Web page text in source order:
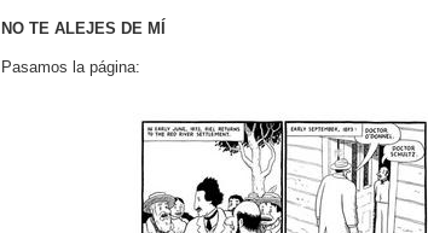
NO TE ALEJES DE MÍ
Pasamos la página: